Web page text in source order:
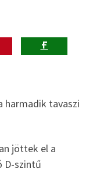
harmadik tavaszi
jöttek el a
D-szintű